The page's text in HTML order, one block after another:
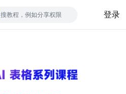
搜教程，例如分享权限 登录